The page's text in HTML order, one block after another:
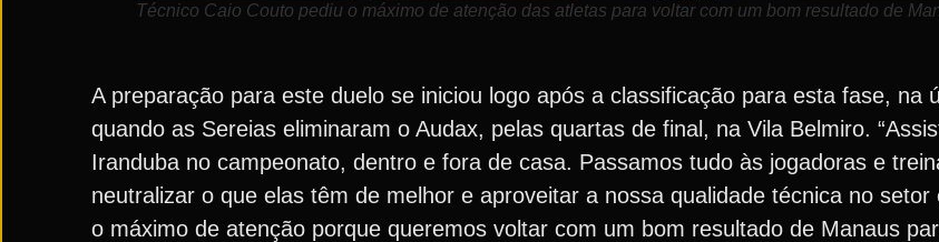
Técnico Caio Couto pediu o máximo de atenção das atletas para voltar com um bom resultado de
A preparação para este duelo se iniciou logo após a classificação para esta fase, na
quando as Sereias eliminaram o Audax, pelas quartas de final, na Vila Belmiro.
Iranduba no campeonato, dentro e fora de casa. Passamos tudo às jogadoras e
neutralizar o que elas têm de melhor e aproveitar a nossa qualidade técnica no
o máximo de atenção porque queremos voltar com um bom resultado de Manaus